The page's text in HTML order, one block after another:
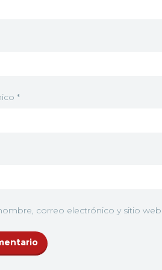
*
correo electrónico y sitio